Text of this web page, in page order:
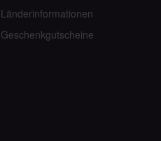
Länderinformationen
Geschenkgutscheine